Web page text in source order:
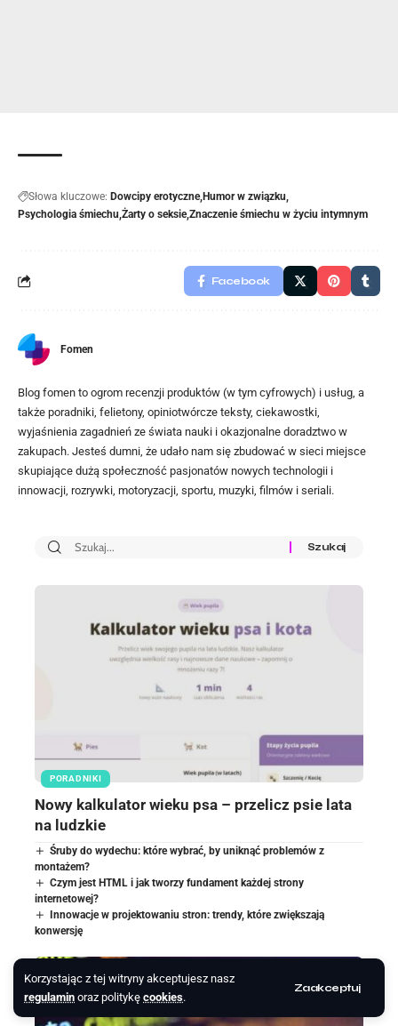
Korzystając z tej witryny akceptujesz nasz
regulamin oraz politykę cookies.
Zaakceptuj
Słowa kluczowe: Dowcipy erotyczne Humor w związku
Psychologia śmiechu Żarty o seksie Znaczenie śmiechu w życiu intymnym
Facebook
Fomen
Blog fomen to ogrom recenzji produktów (w tym cyfrowych) i usług, a
także poradniki, felietony, opiniotwórcze teksty, ciekawostki,
wyjaśnienia zagadnień ze świata nauki i okazjonalne doradztwo w
zakupach. Jesteś dumni, że udało nam się zbudować w sieci miejsce
skupiające dużą społeczność pasjonatów nowych technologii i
innowacji, rozrywki, motoryzacji, sportu, muzyki, filmów i seriali.
PORADNIKI
Nowy kalkulator wieku psa – przelicz psie lata
na ludzkie
Śruby do wydechu: które wybrać, by uniknąć problemów z
montażem?
Czym jest HTML i jak tworzy fundament każdej strony
internetowej?
Innowacje w projektowaniu stron: trendy, które zwiększają
konwersję